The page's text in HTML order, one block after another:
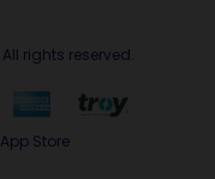
All rights reserved.
App Store